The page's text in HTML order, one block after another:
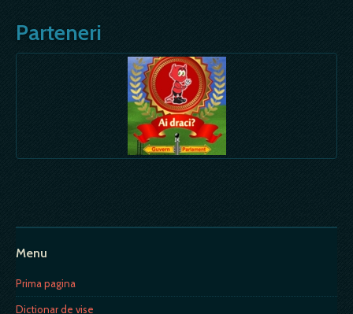
Parteneri
Menu
Prima pagina
Dictionar de vise